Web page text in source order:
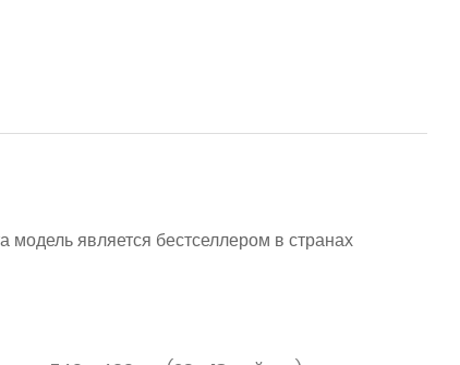
является бестселлером в странах